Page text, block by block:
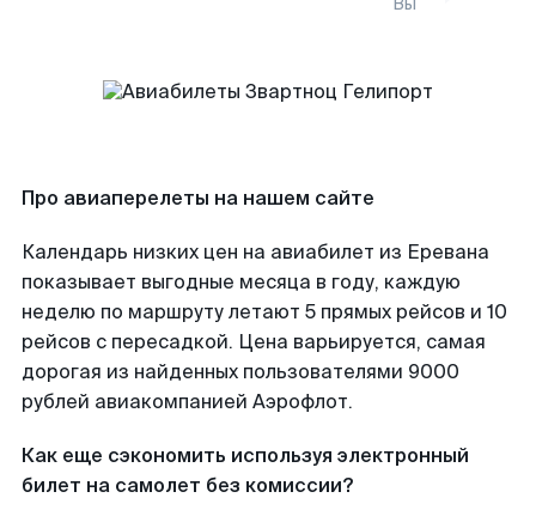
Про авиаперелеты на нашем сайте
Календарь низких цен на авиабилет из Еревана
показывает выгодные месяца в году, каждую
неделю по маршруту летают 5 прямых рейсов и 10
рейсов с пересадкой. Цена варьируется, самая
дорогая из найденных пользователями 9000
рублей авиакомпанией Аэрофлот.
Как еще сэкономить используя электронный
билет на самолет без комиссии?